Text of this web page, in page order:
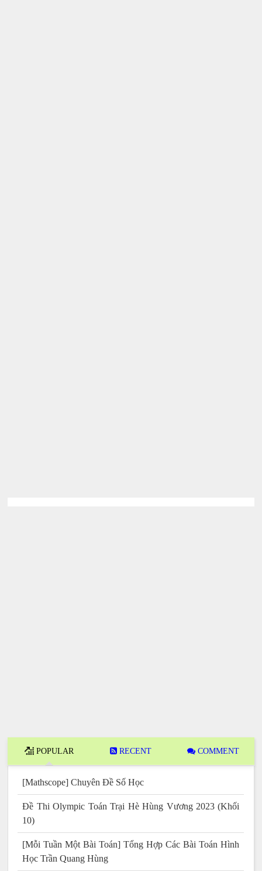
POPULAR RECENT COMMENT
[Mathscope] Chuyên Đề Số Học
Đề Thi Olympic Toán Trại Hè Hùng Vương 2023 (Khối
10)
[Mỗi Tuần Một Bài Toán] Tổng Hợp Các Bài Toán Hình
Học Trần Quang Hùng